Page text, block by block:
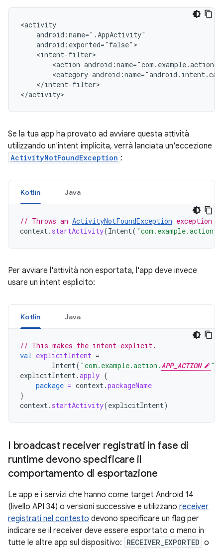
<action android:name="com.example.action.
<category
</intent-filter>
Se la tua app ha provato ad avviare questa attività
utilizzando un'intent implicita, verrà lanciata un'eccezione
ActivityNotFoundException :
Kotlin Java
// Throws an ActivityNotFoundException exception
context. startActivity(Intent( "com.example.action.
Per avviare l'attività non esportata, l'app deve invece
usare un intent esplicito:
Kotlin Java
// This makes the intent explicit.
val explicitIntent =
Intent( "com.example.action.APP_ACTION "
explicitIntent.apply {
package = context.packageName
}
context. startActivity(explicitIntent)
I broadcast receiver registrati in fase di
runtime devono specificare il
comportamento di esportazione
Le app e i servizi che hanno come target Android 14
(livello API 34) o versioni successive e utilizzano receiver
registrati nel contesto devono specificare un flag per
indicare se il receiver deve essere esportato o meno in
tutte le altre app sul dispositivo: RECEIVER_EXPORTED o